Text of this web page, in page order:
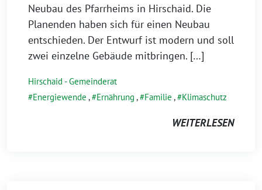
Juni
2023
Neubau des Pfarrheims in Hirschaid. Die
Planenden haben sich für einen Neubau
entschieden. Der Entwurf ist modern und soll
zwei einzelne Gebäude mitbringen. […]
Hirschaid - Gemeinderat
Energiewende , Ernährung , Familie , Klimaschutz
WEITERLESEN